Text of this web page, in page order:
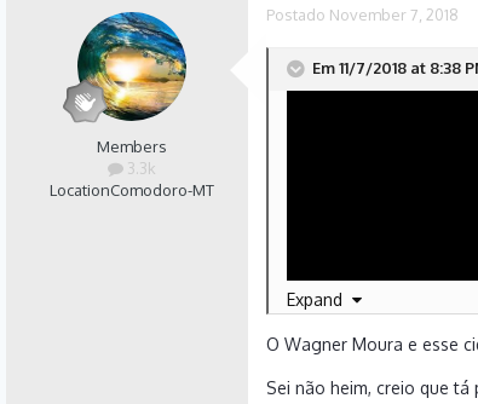
Members
3.3k
LocationComodoro-MT
Postado November 7, 2018
Em 11/7/2018 at 8:38
Expand
O Wagner Moura e esse
Sei não heim, creio que